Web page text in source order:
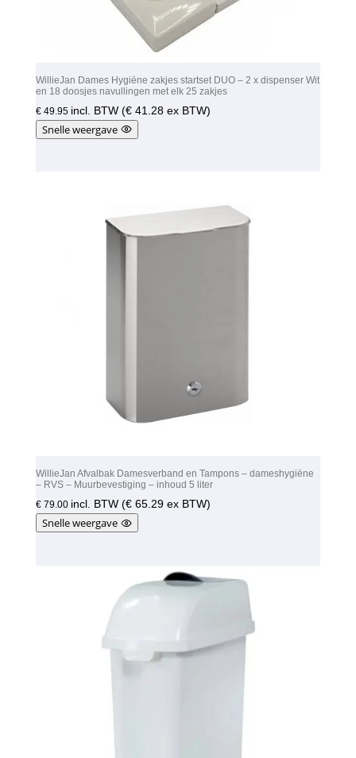
WillieJan Dames Hygiëne zakjes startset DUO – 2 x dispenser Wit
en 18 doosjes navullingen met elk 25 zakjes
€49.95 incl. BTW (€41.28ex BTW)
Snelle weergave
WillieJan Afvalbak Damesverband en Tampons – dameshygiëne
– RVS – Muurbevestiging – inhoud 5 liter
€79.00 incl. BTW (€65.29ex BTW)
Snelle weergave